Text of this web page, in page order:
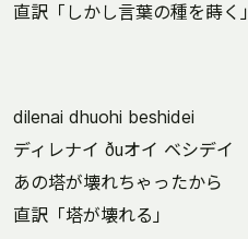
直訳「しかし言葉の種を蒔く」
dilenai dhuohi beshidei
ディレナイ ðuオイ ベシデイ
あの塔が壊れちゃったから
直訳「塔が壊れる」